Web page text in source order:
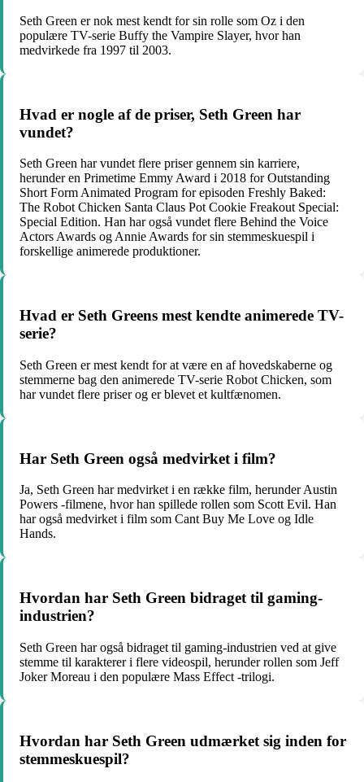
Seth Green er nok mest kendt for sin rolle som Oz i den
populære TV-serie Buffy the Vampire Slayer, hvor han
medvirkede fra 1997 til 2003.
Hvad er nogle af de priser, Seth Green har
vundet?
Seth Green har vundet flere priser gennem sin karriere,
herunder en Primetime Emmy Award i 2018 for Outstanding
Short Form Animated Program for episoden Freshly Baked:
The Robot Chicken Santa Claus Pot Cookie Freakout Special:
Special Edition. Han har også vundet flere Behind the Voice
Actors Awards og Annie Awards for sin stemmeskuespil i
forskellige animerede produktioner.
Hvad er Seth Greens mest kendte animerede TV-
serie?
Seth Green er mest kendt for at være en af hovedskaberne og
stemmerne bag den animerede TV-serie Robot Chicken, som
har vundet flere priser og er blevet et kultfænomen.
Har Seth Green også medvirket i film?
Ja, Seth Green har medvirket i en række film, herunder Austin
Powers -filmene, hvor han spillede rollen som Scott Evil. Han
har også medvirket i film som Cant Buy Me Love og Idle
Hands.
Hvordan har Seth Green bidraget til gaming-
industrien?
Seth Green har også bidraget til gaming-industrien ved at give
stemme til karakterer i flere videospil, herunder rollen som Jeff
Joker Moreau i den populære Mass Effect -trilogi.
Hvordan har Seth Green udmærket sig inden for
stemmeskuespil?